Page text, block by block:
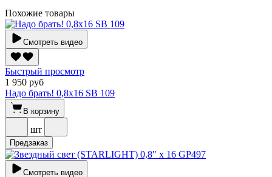
Похожие товары
Смотреть видео
Быстрый просмотр
1 950 руб
Надо брать! 0,8х16 SВ 109
В корзину
шт
Предзаказ
Смотреть видео